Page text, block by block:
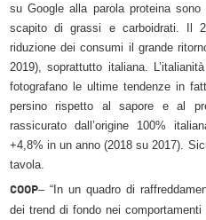
su Google alla parola proteina
scapito di grassi e carboidrati. Il
riduzione dei consumi il grande
2019), soprattutto italiana.
fotografano le ultime tendenze in
persino rispetto al sapore e al
rassicurato dall’origine 100%
+4,8% in un anno (2018 su 2017).
tavola.
COOP– “In un quadro di
dei trend di fondo nei